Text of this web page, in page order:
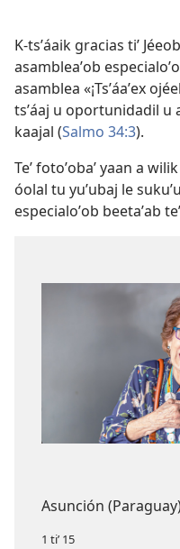
K-tsʼáaik gracias tiʼ
asambleaʼob
asamblea «¡Tsʼáaʼex
tsʼáaj u oportunidadil u
kaajal (Salmo 34:3).
Teʼ fotoʼobaʼ yaan a
óolal tu yuʼubaj le
especialoʼob beetaʼab
Asunción
1 tiʼ 15